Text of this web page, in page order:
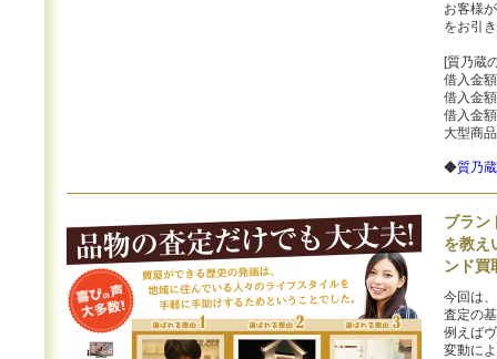
お客様
をお引
[質乃蔵
借入金
借入金
借入金
大型商
◆質乃
ブラン
を教え
ンド買
今回は
査定の
例えば
変動に